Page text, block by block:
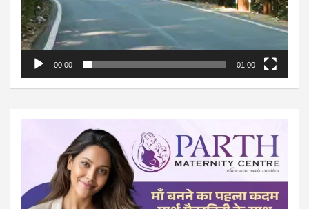
00:00 01:00